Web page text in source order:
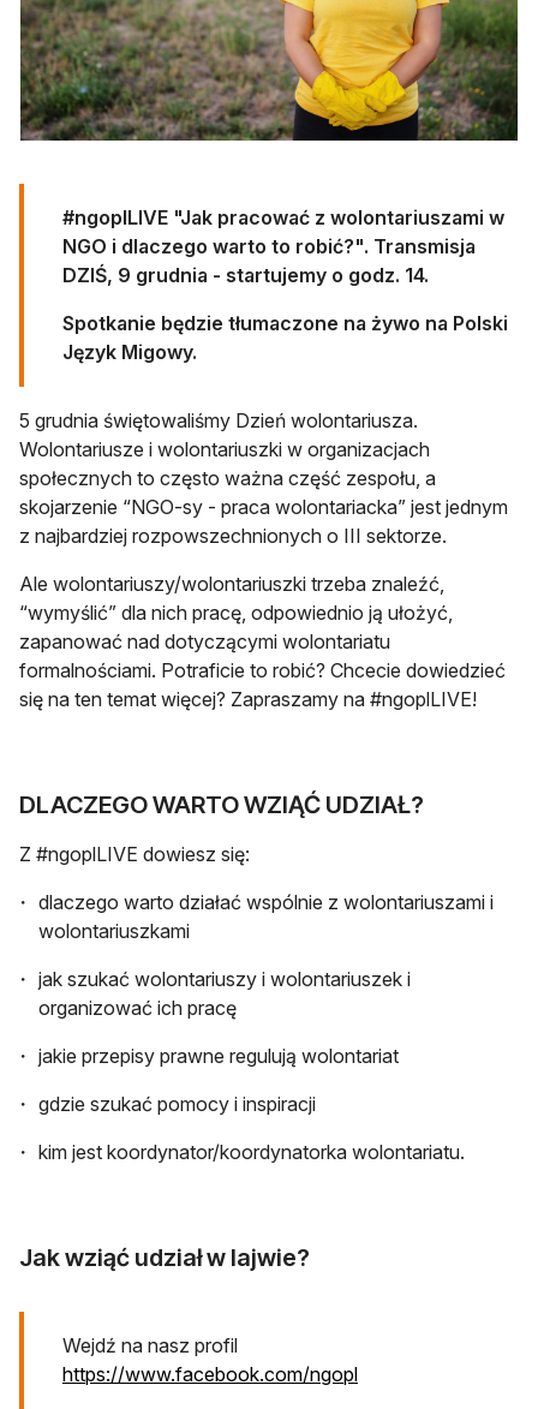
#ngoplLIVE "Jak pracować z wolontariuszami w
NGO i dlaczego warto to robić?". Transmisja
DZIŚ, 9 grudnia - startujemy o godz. 14.
Spotkanie będzie tłumaczone na żywo na Polski
Język Migowy.
5 grudnia świętowaliśmy Dzień wolontariusza.
Wolontariusze i wolontariuszki w organizacjach
społecznych to często ważna część zespołu, a
skojarzenie “NGO-sy - praca wolontariacka” jest jednym
z najbardziej rozpowszechnionych o III sektorze.
Ale wolontariuszy/wolontariuszki trzeba znaleźć,
“wymyślić” dla nich pracę, odpowiednio ją ułożyć,
zapanować nad dotyczącymi wolontariatu
formalnościami. Potraficie to robić? Chcecie dowiedzieć
się na ten temat więcej? Zapraszamy na #ngoplLIVE!
DLACZEGO WARTO WZIĄĆ UDZIAŁ?
Z #ngoplLIVE dowiesz się:
dlaczego warto działać wspólnie z wolontariuszami i
wolontariuszkami
jak szukać wolontariuszy i wolontariuszek i
organizować ich pracę
jakie przepisy prawne regulują wolontariat
gdzie szukać pomocy i inspiracji
kim jest koordynator/koordynatorka wolontariatu.
Jak wziąć udział w lajwie?
Wejdź na nasz profil
https://www.facebook.com/ngoplotwiera się w nowej